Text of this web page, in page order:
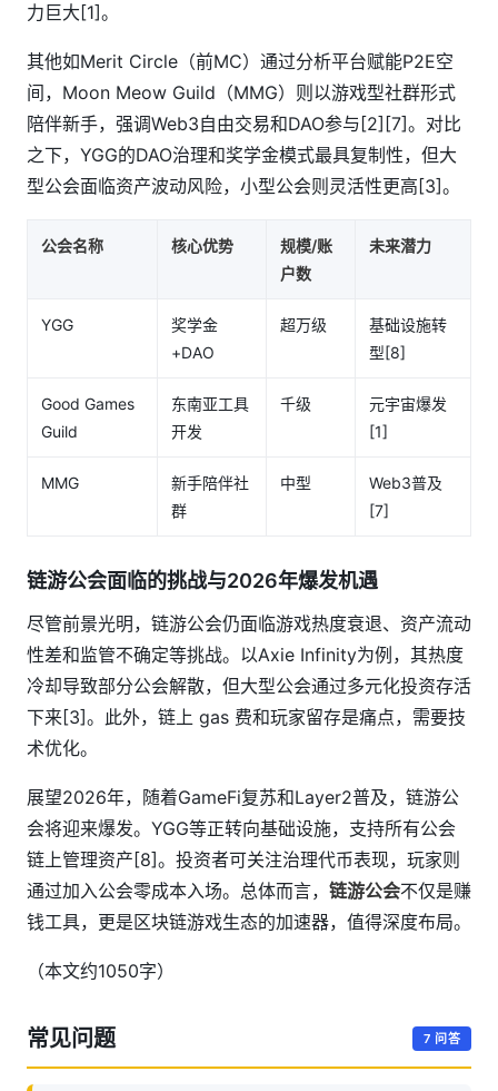
力巨大[1]。
其他如Merit Circle（前MC）通过分析平台赋能P2E空
间，Moon Meow Guild（MMG）则以游戏型社群形式
陪伴新手，强调Web3自由交易和DAO参与[2][7]。对比
之下，YGG的DAO治理和奖学金模式最具复制性，但大
型公会面临资产波动风险，小型公会则灵活性更高[3]。
公会名称 核心优势
规模/账
户数
未来潜力
YGG
奖学金
+DAO
超万级
基础设施转
型[8]
Good Games
Guild
东南亚工具
开发
千级
元宇宙爆发
[1]
MMG
新手陪伴社
群
中型
Web3普及
[7]
链游公会面临的挑战与2026年爆发机遇
尽管前景光明，链游公会仍面临游戏热度衰退、资产流动
性差和监管不确定等挑战。以Axie Infinity为例，其热度
冷却导致部分公会解散，但大型公会通过多元化投资存活
下来[3]。此外，链上 gas 费和玩家留存是痛点，需要技
术优化。
展望2026年，随着GameFi复苏和Layer2普及，链游公
会将迎来爆发。YGG等正转向基础设施，支持所有公会
链上管理资产[8]。投资者可关注治理代币表现，玩家则
通过加入公会零成本入场。总体而言， 链游公会不仅是赚
钱工具，更是区块链游戏生态的加速器，值得深度布局。
（本文约1050字）
常见问题 7 问答